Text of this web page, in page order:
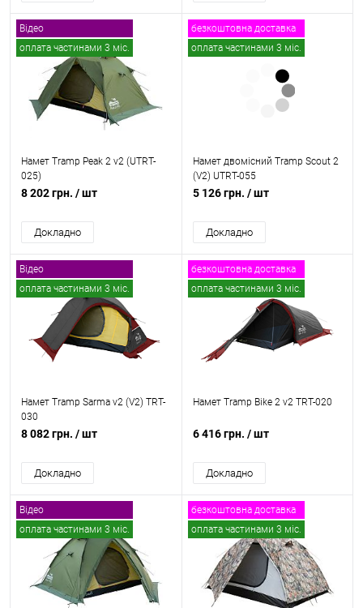
Відео
оплата частинами 3 міс.
безкоштовна доставка
Намет Tramp Peak 2 v2 (UTRT-
025)
8 202 грн. / шт
Докладно
безкоштовна доставка
оплата частинами 3 міс.
Намет двомісний Tramp Scout 2
(V2) UTRT-055
5 126 грн. / шт
Докладно
Відео
оплата частинами 3 міс.
безкоштовна доставка
Намет Tramp Sarma v2 (V2) TRT-
030
8 082 грн. / шт
Докладно
безкоштовна доставка
оплата частинами 3 міс.
Намет Tramp Bike 2 v2 TRT-020
6 416 грн. / шт
Докладно
Відео
оплата частинами 3 міс.
безкоштовна доставка
безкоштовна доставка
оплата частинами 3 міс.